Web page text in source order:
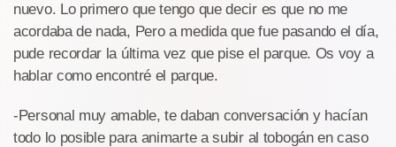
nuevo. Lo primero que tengo que decir es que no me
acordaba de nada, Pero a medida que fue pasando el día,
pude recordar la última vez que pise el parque. Os voy a
hablar como encontré el parque.
-Personal muy amable, te daban conversación y hacían
todo lo posible para animarte a subir al tobogán en caso